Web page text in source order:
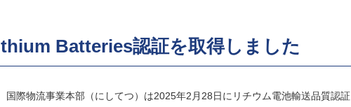
Batteries認証を取得しました
際物流事業本部（にしてつ）は2025年2月28日にリチウム電池輸送品質認証